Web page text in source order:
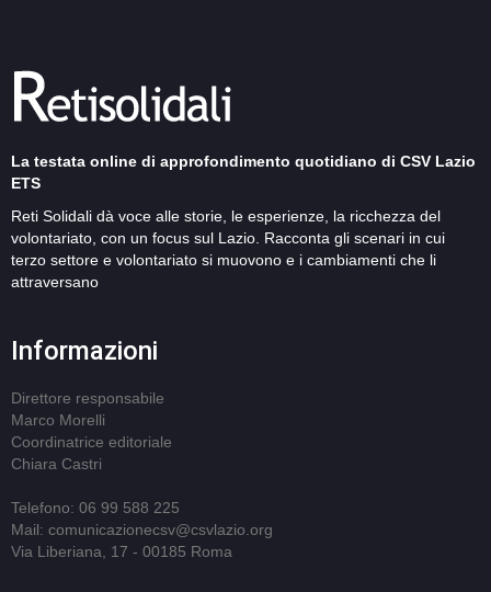
La testata online di approfondimento quotidiano di CSV Lazio
ETS
Reti Solidali dà voce alle storie, le esperienze, la ricchezza del
volontariato, con un focus sul Lazio. Racconta gli scenari in cui
terzo settore e volontariato si muovono e i cambiamenti che li
attraversano
Informazioni
Direttore responsabile
Marco Morelli
Coordinatrice editoriale
Chiara Castri
Telefono: 06 99 588 225
Mail: comunicazionecsv@csvlazio.org
Via Liberiana, 17 - 00185 Roma